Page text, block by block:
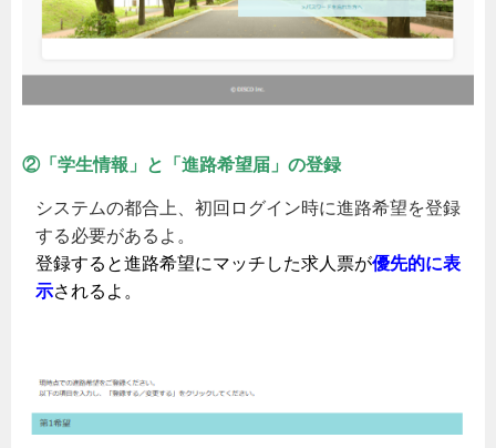
②「学生情報」と「進路希望届」の登録
システムの都合上、初回ログイン時に進路希望を登録
する必要があるよ。
登録すると進路希望にマッチした求人票が優先的に表
示されるよ。